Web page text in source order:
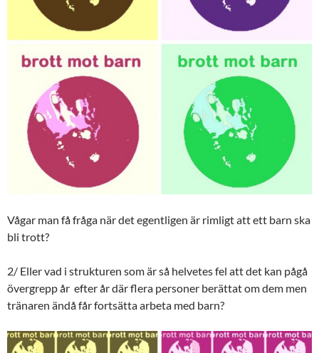
Vågar man få fråga när det egentligen är rimligt att ett barn ska
bli trott?
2/ Eller vad i strukturen som är så helvetes fel att det kan pågå
övergrepp år efter år där flera personer berättat om dem men
tränaren ändå får fortsätta arbeta med barn?